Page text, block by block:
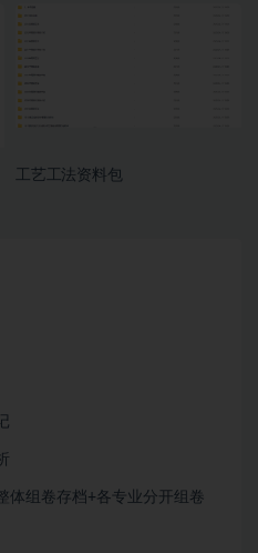
工艺工法资料包
体组卷存档+各专业分开组卷